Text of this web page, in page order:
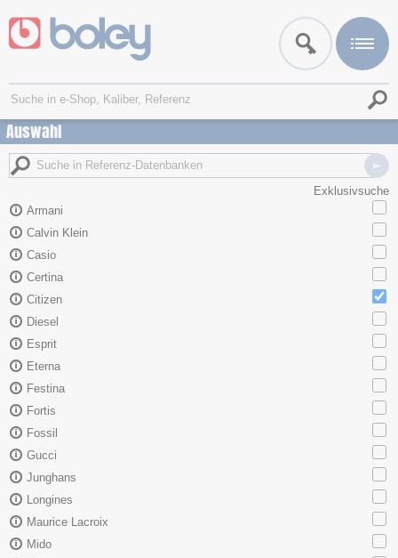
Auswahl
Exklusivsuche
Armani
Calvin Klein
Casio
Certina
Citizen
Diesel
Esprit
Eterna
Festina
Fortis
Fossil
Gucci
Junghans
Longines
Maurice Lacroix
Mido